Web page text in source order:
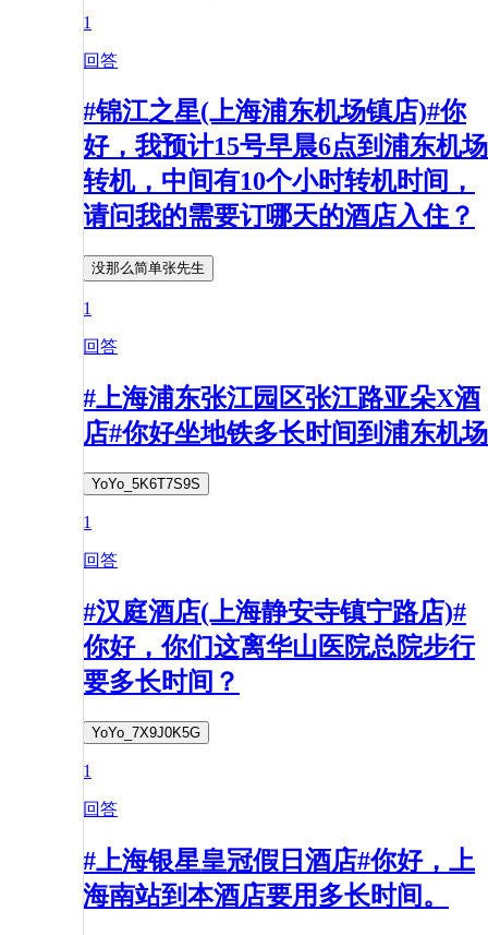
1
回答
#锦江之星(上海浦东机场镇店)#你
好，我预计15号早晨6点到浦东机场
转机，中间有10个小时转机时间，
请问我的需要订哪天的酒店入住？
没那么简单张先生
1
回答
#上海浦东张江园区张江路亚朵X酒
店#你好坐地铁多长时间到浦东机场
YoYo_5K6T7S9S
1
回答
#汉庭酒店(上海静安寺镇宁路店)#
你好，你们这离华山医院总院步行
要多长时间？
YoYo_7X9J0K5G
1
回答
#上海银星皇冠假日酒店#你好，上
海南站到本酒店要用多长时间。